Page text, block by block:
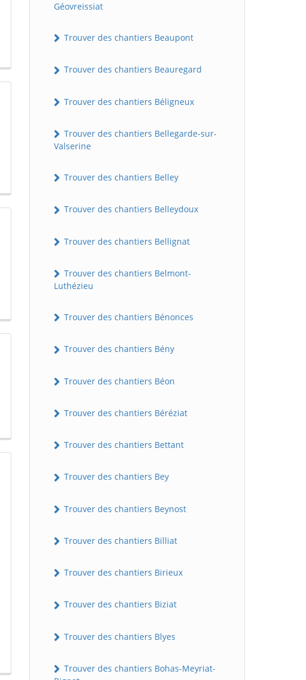
Géovreissiat
Trouver des chantiers Beaupont
Trouver des chantiers Beauregard
Trouver des chantiers Béligneux
Trouver des chantiers Bellegarde-sur-
Valserine
Trouver des chantiers Belley
Trouver des chantiers Belleydoux
Trouver des chantiers Bellignat
Trouver des chantiers Belmont-
Luthézieu
Trouver des chantiers Bénonces
Trouver des chantiers Bény
Trouver des chantiers Béon
Trouver des chantiers Béréziat
Trouver des chantiers Bettant
Trouver des chantiers Bey
Trouver des chantiers Beynost
Trouver des chantiers Billiat
Trouver des chantiers Birieux
Trouver des chantiers Biziat
Trouver des chantiers Blyes
Trouver des chantiers Bohas-Meyriat-